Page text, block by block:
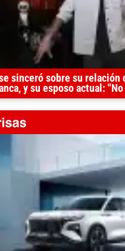
sinceró sobre su relación
y su esposo actual: